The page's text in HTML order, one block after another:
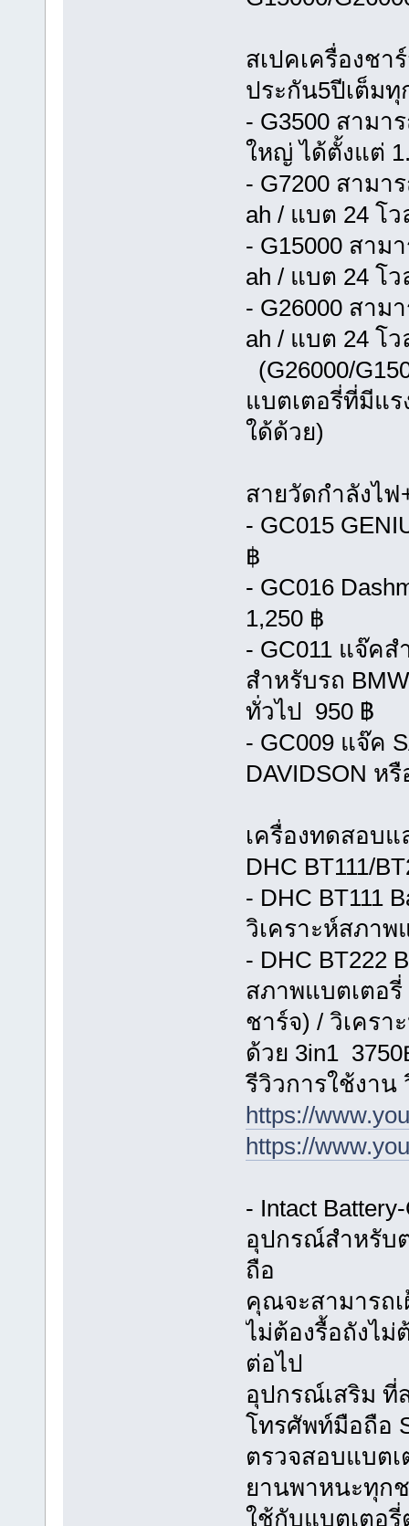
สเปคเครื่องชา
ประกัน5ปีเต็มทุ
- G3500 สามา
ใหญ่ ได้ตั้งแต่
- G7200 สามา
ah / แบต 24 โ
- G15000 สาม
ah / แบต 24 โ
- G26000 สาม
ah / แบต 24 โ
(G26000/
แบตเตอรี่ที่มีแ
ใด้ด้วย)
สายวัดกำลังไฟ
- GC015
฿
- GC016
1,250 ฿
- GC011 แจ๊ค
สำหรับรถ
ทั่วไป 950 ฿
- GC009 แจ๊ค
DAVIDSON ห
เครื่องทดสอบ
DHC BT111/
- DHC BT111
วิเคราะห์สภาพ
- DHC BT222
สภาพแบตเตอรี่
ชาร์จ) / วิเคร
ด้วย 3in1 3750
รีวิวการใช้งาน
https://
https://
- Intact
อุปกรณ์สำหรับ
ถือ
คุณจะสามารถ
ไม่ต้องรื้อถังไม่
ต่อไป
อุปกรณ์เสริม ที่
โทรศัพท์มือถือ
ตรวจสอบแบตเ
ยานพาหนะทุก
ใช้กับแบตเตอ